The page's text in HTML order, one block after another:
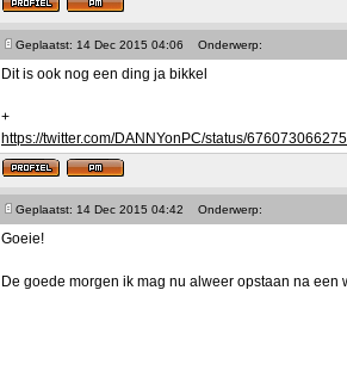
Geplaatst: 14 Dec 2015 04:06 Onderwerp:
Dit is ook nog een ding ja bikkel
+
https://twitter.com/DANNYonPC/status/
Geplaatst: 14 Dec 2015 04:42 Onderwerp:
Goeie!
De goede morgen ik mag nu alweer opstaan na een